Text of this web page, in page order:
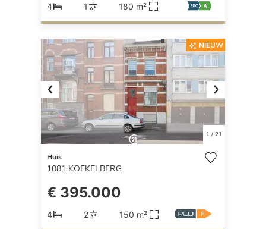
4 1 180 m²
Previous Next
1/ 21
NIEUW
Huis
1081 KOEKELBERG
€ 395.000
4 2 150 m²